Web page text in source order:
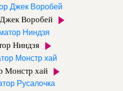
Воробей
Ниндзя
Монстр хай